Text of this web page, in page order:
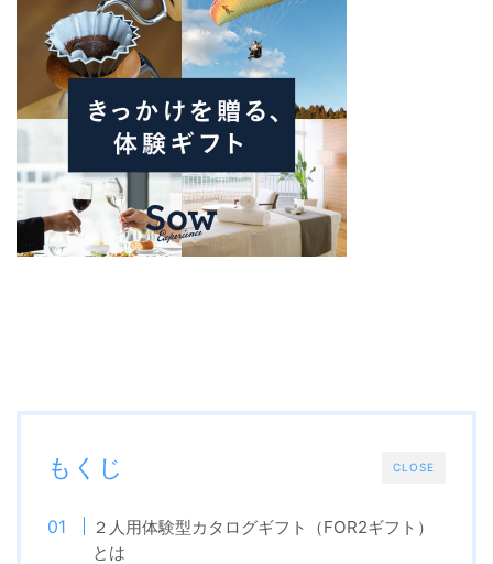
CLOSE
もくじ
２人用体験型カタログギフト（FOR2ギフト）
とは